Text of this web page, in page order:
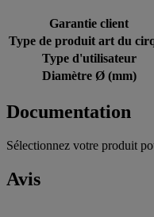
Garantie client
Type de produit art du
Type d'utilisateur
Diamètre Ø (mm)
Documentation
Sélectionnez votre produit
Avis